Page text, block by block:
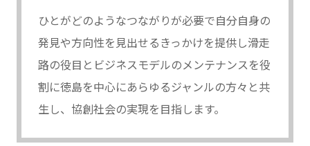
ひとがどのようなつながりが必要で自分自身の
発見や方向性を見出せるきっかけを提供し滑走
路の役目とビジネスモデルのメンテナンスを役
割に徳島を中心にあらゆるジャンルの方々と共
生し、協創社会の実現を目指します。